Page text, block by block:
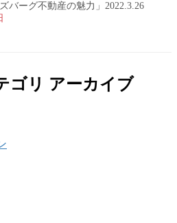
バーグ不動産の魅力」2022.3.26
ゴリ アーカイブ